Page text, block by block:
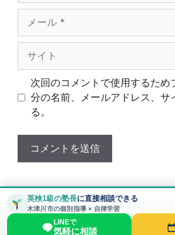
ル
次回のコメントで使用するため
分の名前、メールアドレス、サ
る。
© 2026 木津川市の個別指導塾｜高
Built with
英検1級の塾長に直接相談できる
木津川市の個別指導 × 自律学習
LINEで
気軽に相談